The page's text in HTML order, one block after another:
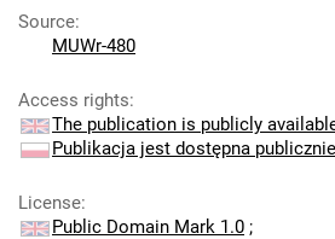
Source:
MUWr-480
Access rights:
The publication is publicly
Publikacja jest dostępna
License:
Public Domain Mark 1.0 ;